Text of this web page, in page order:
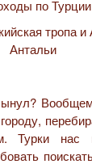
Турки нас